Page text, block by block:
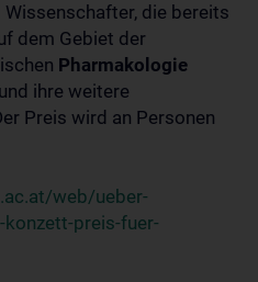
die bereits
dem Gebiet der
Pharmakologie
ihre weitere
Preis wird an Personen
web/ueber-
preis-fuer-